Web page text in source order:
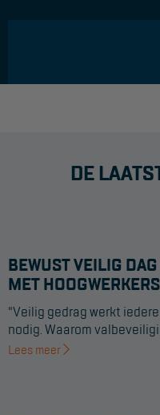
DE
BEWUST VEILIG
MET HOOGWERKERS
"Veilig gedrag werkt
nodig. Waarom
Lees meer